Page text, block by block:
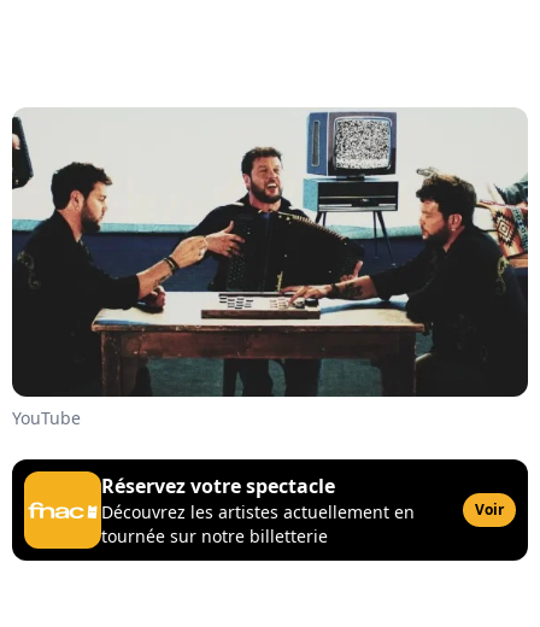
YouTube
Réservez votre spectacle
Découvrez les artistes actuellement en
tournée sur notre billetterie
Voir